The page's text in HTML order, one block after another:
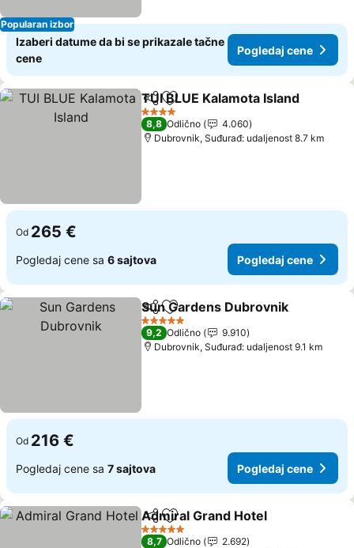
Popularan izbor
Izaberi datume da bi se prikazale tačne
cene
Pogledaj cene
Deli Dodati u favorite
TUI BLUE Kalamota Island
4 Zvezdice
8,8 Odlično
4.060
Dubrovnik, Suđurađ: udaljenost 8.7 km
Od 265 €
Pogledaj cene sa 6 sajtova Pogledaj cene
Deli Dodati u favorite
Sun Gardens Dubrovnik
5 Zvezdice
9,2 Odlično
9.910
Dubrovnik, Suđurađ: udaljenost 9.1 km
Od 216 €
Pogledaj cene sa 7 sajtova Pogledaj cene
Deli Dodati u favorite
Admiral Grand Hotel
5 Zvezdice
8,7 Odlično
2.692